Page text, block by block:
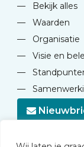
—
Bekijk alles
—
Waarden
—
Organisatie
—
Visie en
—
—